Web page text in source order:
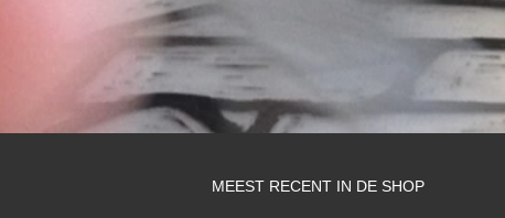
MEEST RECENT IN DE SHOP